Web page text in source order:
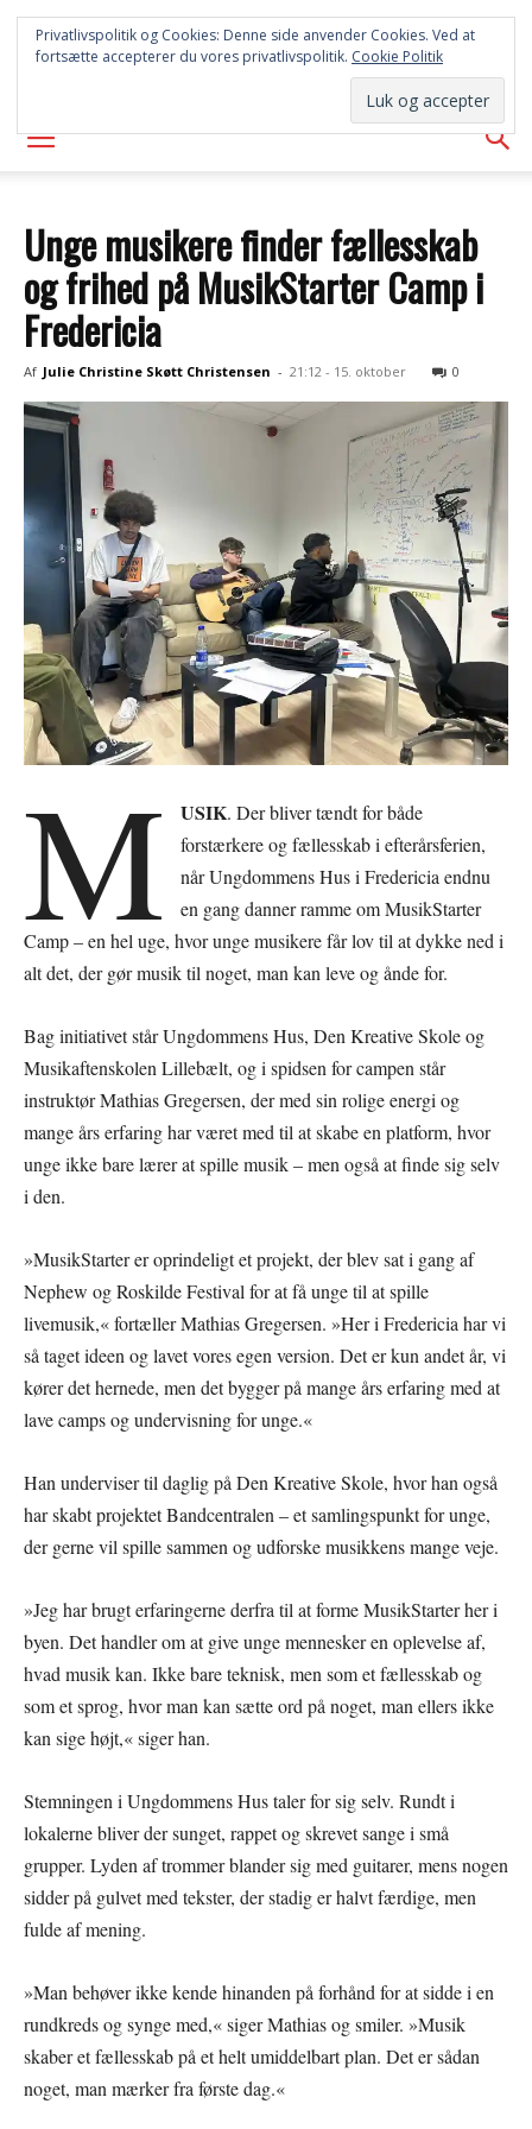
SYD
AVISEN
Unge musikere finder fællesskab
og frihed på MusikStarter Camp i
Fredericia
Af Julie Christine Skøtt Christensen - 21:12 - 15. oktober 0
M USIK. Der bliver tændt for både
forstærkere og fællesskab i efterårsferien,
når Ungdommens Hus i Fredericia endnu
en gang danner ramme om MusikStarter
Camp – en hel uge, hvor unge musikere får lov til at dykke ned i
alt det, der gør musik til noget, man kan leve og ånde for.
Bag initiativet står Ungdommens Hus, Den Kreative Skole og
Musikaftenskolen Lillebælt, og i spidsen for campen står
instruktør Mathias Gregersen, der med sin rolige energi og
mange års erfaring har været med til at skabe en platform, hvor
unge ikke bare lærer at spille musik – men også at finde sig selv
i den.
»MusikStarter er oprindeligt et projekt, der blev sat i gang af
Nephew og Roskilde Festival for at få unge til at spille
livemusik,« fortæller Mathias Gregersen. »Her i Fredericia har vi
så taget ideen og lavet vores egen version. Det er kun andet år, vi
kører det hernede, men det bygger på mange års erfaring med at
lave camps og undervisning for unge.«
Han underviser til daglig på Den Kreative Skole, hvor han også
har skabt projektet Bandcentralen – et samlingspunkt for unge,
der gerne vil spille sammen og udforske musikkens mange veje.
»Jeg har brugt erfaringerne derfra til at forme MusikStarter her i
byen. Det handler om at give unge mennesker en oplevelse af,
hvad musik kan. Ikke bare teknisk, men som et fællesskab og
som et sprog, hvor man kan sætte ord på noget, man ellers ikke
kan sige højt,« siger han.
Stemningen i Ungdommens Hus taler for sig selv. Rundt i
lokalerne bliver der sunget, rappet og skrevet sange i små
grupper. Lyden af trommer blander sig med guitarer, mens nogen
sidder på gulvet med tekster, der stadig er halvt færdige, men
fulde af mening.
»Man behøver ikke kende hinanden på forhånd for at sidde i en
rundkreds og synge med,« siger Mathias og smiler. »Musik
skaber et fællesskab på et helt umiddelbart plan. Det er sådan
noget, man mærker fra første dag.«
Privatlivspolitik og Cookies: Denne side anvender Cookies. Ved at
fortsætte accepterer du vores privatlivspolitik. Cookie Politik